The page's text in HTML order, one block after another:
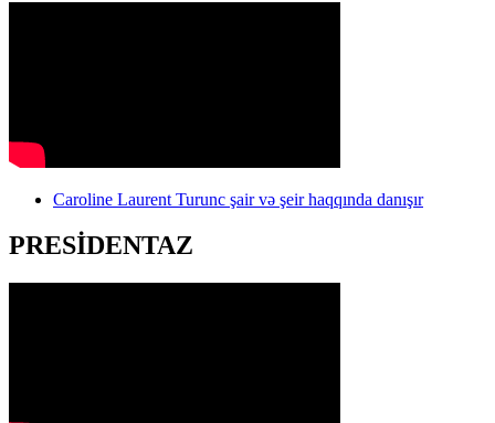
Caroline Laurent Turunc şair və şeir haqqında danışır
PRESİDENTAZ